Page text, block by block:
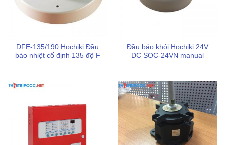
Để đầu báo hoạt động hiệu quả nhất, người dùng nên lưu
ý các điểm sau:
DFE-135/190 Hochiki Đầu
báo nhiệt cố định 135 độ F
Đầu báo khói Hochiki 24V
DC SOC-24VN manual